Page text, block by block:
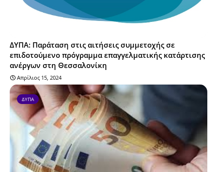
ΔΥΠΑ: Παράταση στις αιτήσεις συμμετοχής σε
επιδοτούμενο πρόγραμμα επαγγελματικής κατάρτισης
ανέργων στη Θεσσαλονίκη
Απρίλιος 15, 2024
ΔΥΠΑ